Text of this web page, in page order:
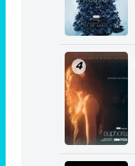
4